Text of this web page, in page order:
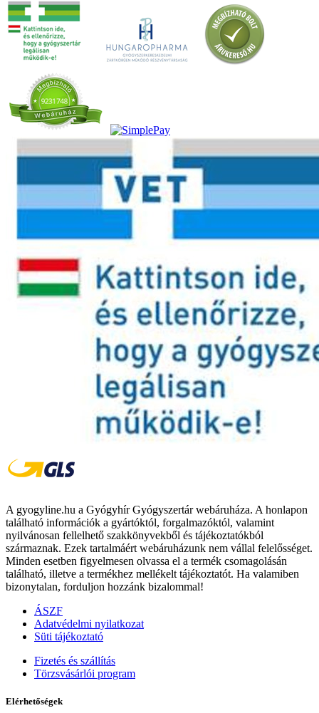
A gyogyline.hu a Gyógyhír Gyógyszertár webáruháza. A honlapon
található információk a gyártóktól, forgalmazóktól, valamint
nyilvánosan fellelhető szakkönyvekből és tájékoztatókból
származnak. Ezek tartalmáért webáruházunk nem vállal felelősséget.
Minden esetben figyelmesen olvassa el a termék csomagolásán
található, illetve a termékhez mellékelt tájékoztatót. Ha valamiben
bizonytalan, forduljon hozzánk bizalommal!
ÁSZF
Adatvédelmi nyilatkozat
Süti tájékoztató
Fizetés és szállítás
Törzsvásárlói program
Elérhetőségek